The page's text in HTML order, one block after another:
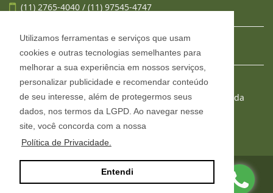
Utilizamos ferramentas e serviços que usam
cookies e outras tecnologias semelhantes para
melhorar a sua experiência em nossos serviços,
personalizar publicidade e recomendar conteúdo
de seu interesse, além de protegermos seus
dados, nos termos da LGPD. Ao navegar nesse
site, você concorda com a nossa
Política de Privacidade.
Entendi
(11) 2765-4040 / (11) 97545-4747
LLAFRAN NEGÓCIOS IMOBILIÁRIOS
Estr. São Francisco, 2008, conjunto 303, Jardim Wanda
Taboão da Serra - São Paulo
CEP: 06765-904
ImóvelOffice© - Todos os direitos reservados